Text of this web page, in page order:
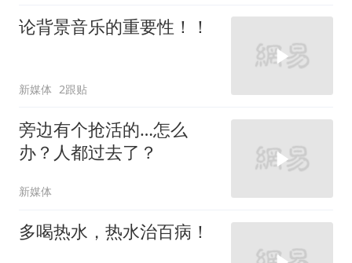
论背景音乐的重要性！！
新媒体 2跟贴
旁边有个抢活的…怎么
办？人都过去了？
新媒体
多喝热水，热水治百病！